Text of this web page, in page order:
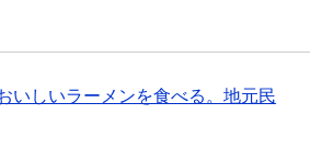
いしいラーメンを食べる。地元民